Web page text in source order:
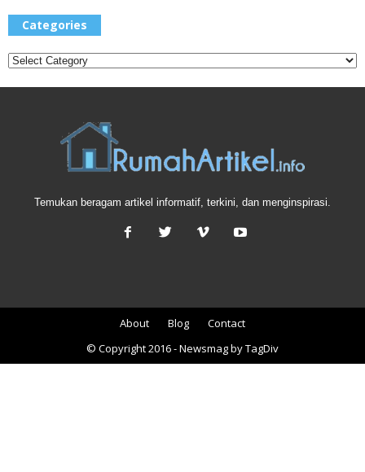
Categories
Temukan beragam artikel informatif, terkini, dan menginspirasi.
About Blog
Contact
© Copyright 2016 - Newsmag by TagDiv